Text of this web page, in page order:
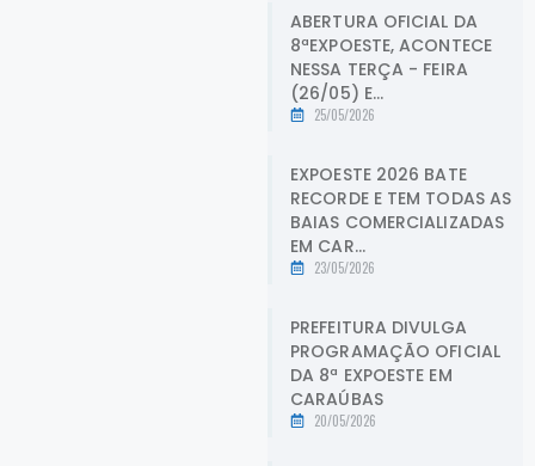
ABERTURA OFICIAL DA
8ªEXPOESTE, ACONTECE
NESSA TERÇA - FEIRA
(26/05) E...
25/05/2026
EXPOESTE 2026 BATE
RECORDE E TEM TODAS AS
BAIAS COMERCIALIZADAS
EM CAR...
23/05/2026
PREFEITURA DIVULGA
PROGRAMAÇÃO OFICIAL
DA 8ª EXPOESTE EM
CARAÚBAS
20/05/2026